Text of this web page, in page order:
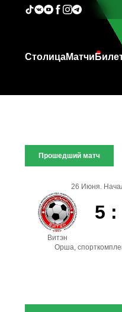
СтолицаМатчи
Прошедший матч
26 Июня.
5 :
Витэн
Орша,